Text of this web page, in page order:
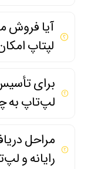
آیا فروش
لپتاپ
برای
لپ‌تاپ به
مراحل
رایانه و